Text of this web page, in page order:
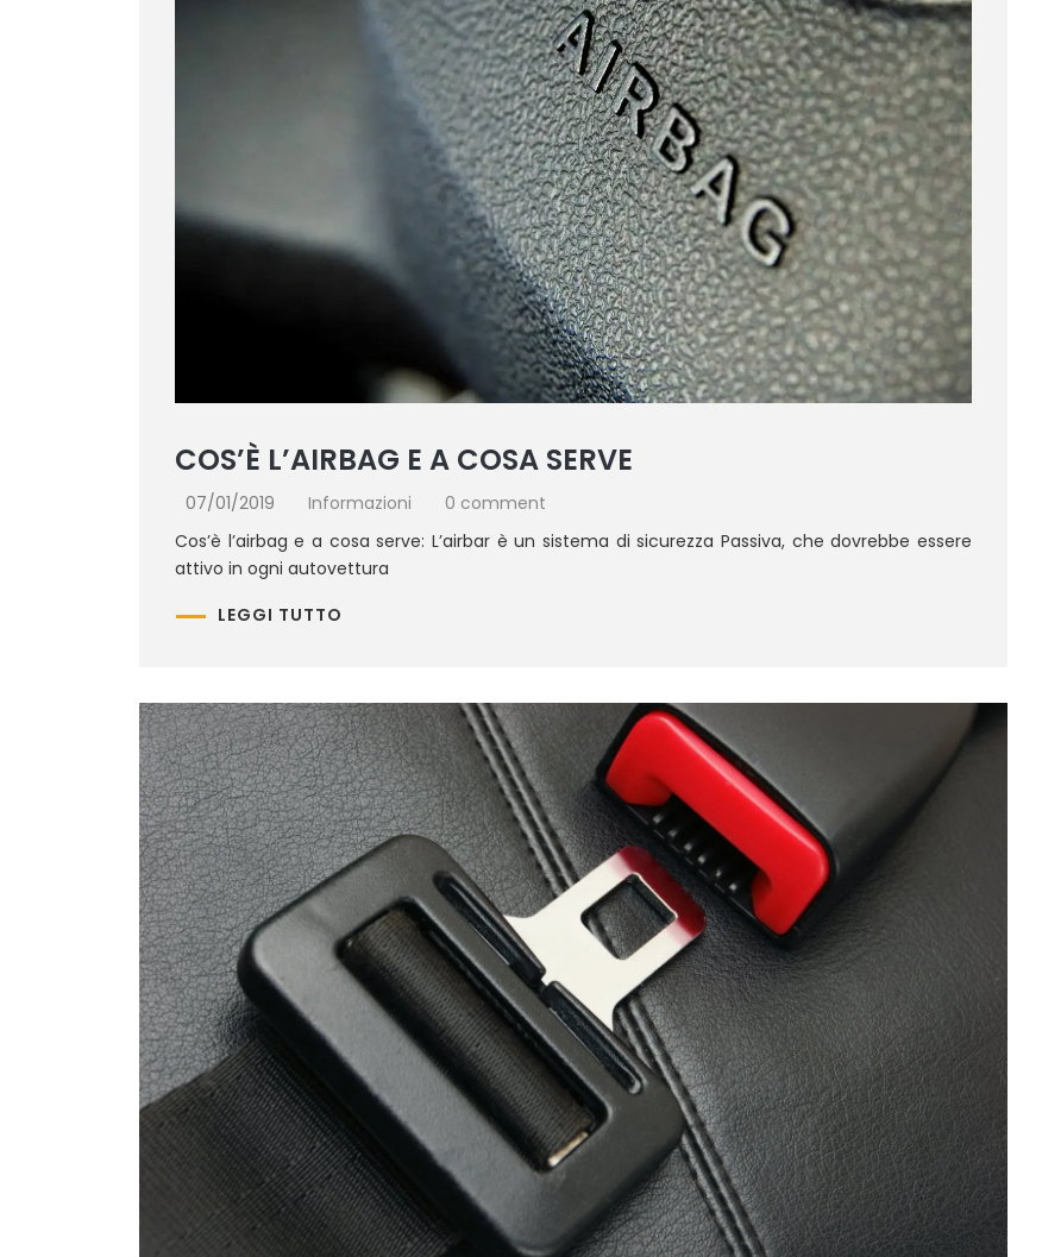
COS’È L’AIRBAG E A COSA SERVE
07/01/2019 Informazioni
0 comment
Cos’è l’airbag e a cosa serve: L’airbar è un sistema di sicurezza Passiva, che dovrebbe essere
attivo in ogni autovettura
LEGGI TUTTO